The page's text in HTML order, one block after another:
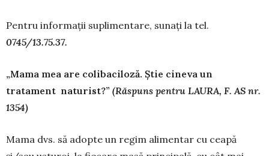
Pentru informaţii suplimentare, sunaţi la tel.
0745/13.75.37.
„Mama mea are colibaciloză. Ştie cineva un
tratament naturist?” (Răspuns pentru LAURA, F. AS nr.
1354)
Mama dvs. să adopte un regim alimentar cu ceapă